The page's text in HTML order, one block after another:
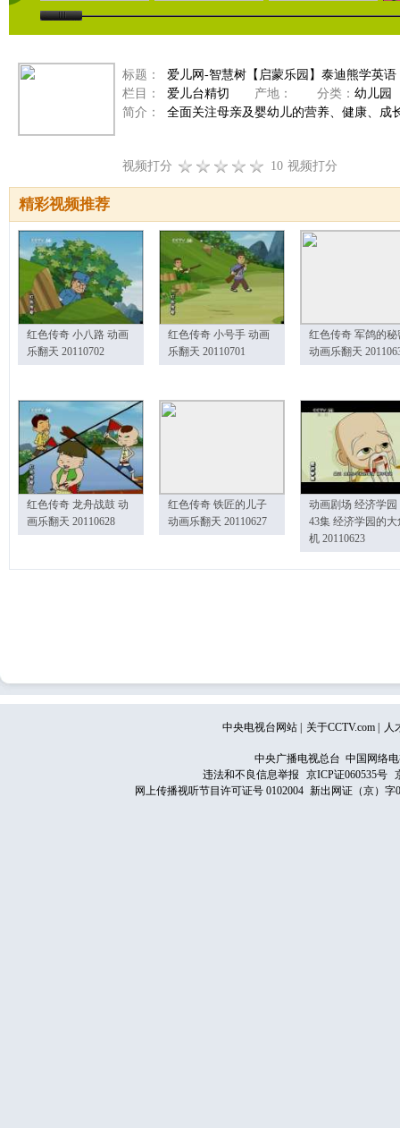
标题：
爱儿网-智慧树【启蒙乐园】泰迪熊学英语
栏目：
爱儿台精切 产地： 分类： 幼儿园
简介：
全面关注母亲及婴幼儿的营养、健康、成
视频打分 10 视频打分
精彩视频推荐
红色传奇 小八路 动画
乐翻天 20110702
红色传奇 小号手 动画
乐翻天 20110701
红色传奇 军鸽的秘
动画乐翻天
红色传奇 龙舟战鼓 动
画乐翻天 20110628
红色传奇 铁匠的儿子
动画乐翻天 20110627
动画剧场 经济学园
43集 经济学园的大
机 20110623
中央电视台网站 关于CCTV.com 人
中央广播电视总台 中国网络
违法和不良信息举报
京ICP证060535号
网上传播视听节目许可证号 0102004 新出网证（京）